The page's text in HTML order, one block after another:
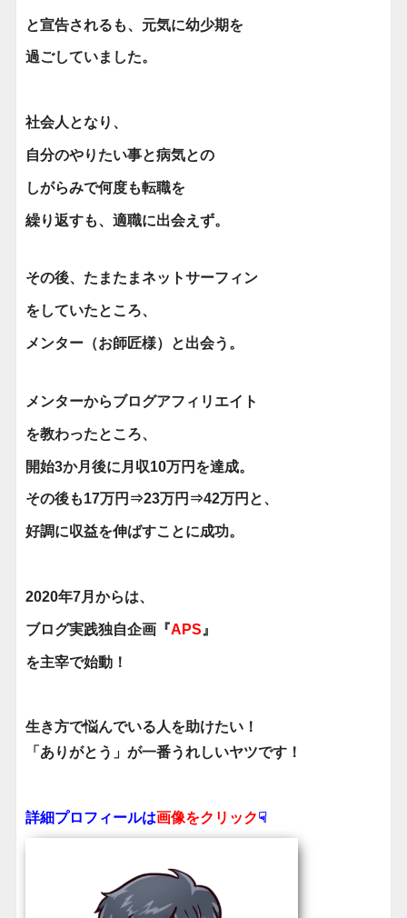
と宣告されるも、元気に幼少期を
過ごしていました。
社会人となり、
自分のやりたい事と病気との
しがらみで何度も転職を
繰り返すも、適職に出会えず。
その後、たまたまネットサーフィン
を していたところ、
メンター（お師匠様） と出会う。
メンターからブログアフィリエイト
を教わったところ、
開始3か月後に月収10万円を達成。
その後も17万円⇒23万円⇒42万円と、
好調に収益を伸ばすことに成功。
2020年7月からは、
ブログ実践独自企画『APS 』
を主宰で始動！
生き方で悩んでいる人を助けたい！
「ありがとう」が一番うれしいヤツです！
詳細プロフィールは画像をクリック☟